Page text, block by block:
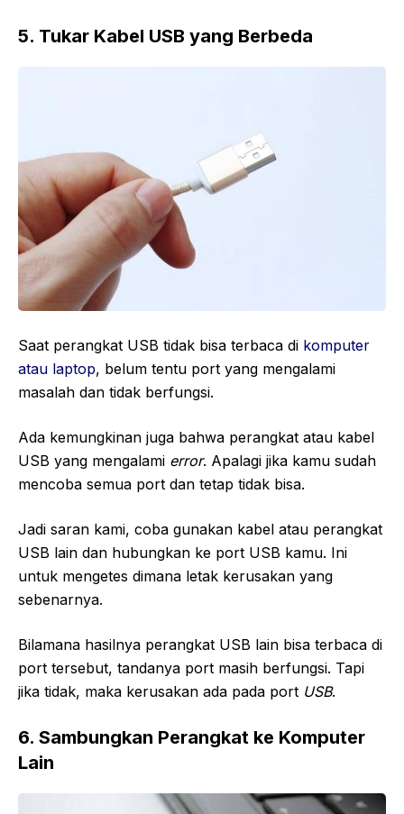
5. Tukar Kabel USB yang Berbeda
Saat perangkat USB tidak bisa terbaca di komputer
atau laptop, belum tentu port yang mengalami
masalah dan tidak berfungsi.
Ada kemungkinan juga bahwa perangkat atau kabel
USB yang mengalami error. Apalagi jika kamu sudah
mencoba semua port dan tetap tidak bisa.
Jadi saran kami, coba gunakan kabel atau perangkat
USB lain dan hubungkan ke port USB kamu. Ini
untuk mengetes dimana letak kerusakan yang
sebenarnya.
Bilamana hasilnya perangkat USB lain bisa terbaca di
port tersebut, tandanya port masih berfungsi. Tapi
jika tidak, maka kerusakan ada pada port USB.
6. Sambungkan Perangkat ke Komputer
Lain